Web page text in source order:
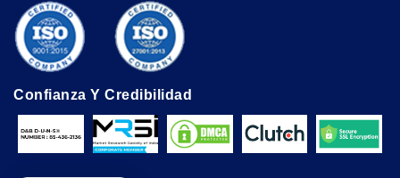
Confianza Y Credibilidad